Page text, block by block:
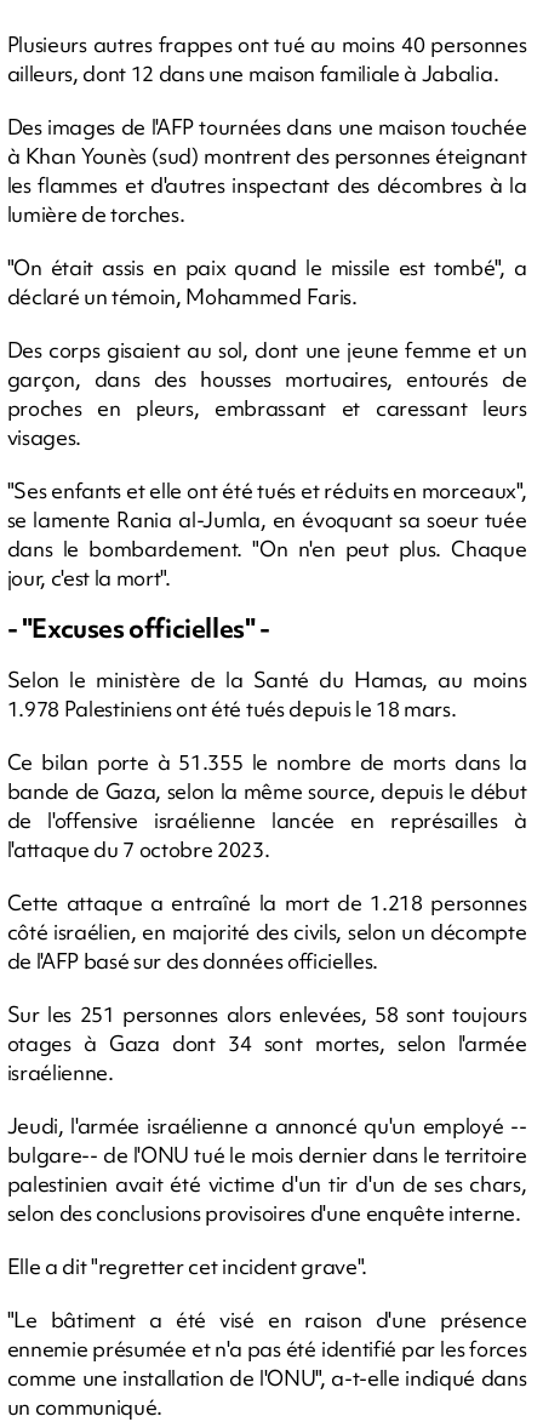
Plusieurs autres frappes ont tué au moins 40 personnes
ailleurs, dont 12 dans une maison familiale à Jabalia.
Des images de l'AFP tournées dans une maison touchée
à Khan Younès (sud) montrent des personnes éteignant
les flammes et d'autres inspectant des décombres à la
lumière de torches.
"On était assis en paix quand le missile est tombé", a
déclaré un témoin, Mohammed Faris.
Des corps gisaient au sol, dont une jeune femme et un
garçon, dans des housses mortuaires, entourés de
proches en pleurs, embrassant et caressant leurs
visages.
"Ses enfants et elle ont été tués et réduits en morceaux",
se lamente Rania al-Jumla, en évoquant sa soeur tuée
dans le bombardement. "On n'en peut plus. Chaque
jour, c'est la mort".
- "Excuses officielles" -
Selon le ministère de la Santé du Hamas, au moins
1.978 Palestiniens ont été tués depuis le 18 mars.
Ce bilan porte à 51.355 le nombre de morts dans la
bande de Gaza, selon la même source, depuis le début
de l'offensive israélienne lancée en représailles à
l'attaque du 7 octobre 2023.
Cette attaque a entraîné la mort de 1.218 personnes
côté israélien, en majorité des civils, selon un décompte
de l'AFP basé sur des données officielles.
Sur les 251 personnes alors enlevées, 58 sont toujours
otages à Gaza dont 34 sont mortes, selon l'armée
israélienne.
Jeudi, l'armée israélienne a annoncé qu'un employé --
bulgare-- de l'ONU tué le mois dernier dans le territoire
palestinien avait été victime d'un tir d'un de ses chars,
selon des conclusions provisoires d'une enquête interne.
Elle a dit "regretter cet incident grave".
"Le bâtiment a été visé en raison d'une présence
ennemie présumée et n'a pas été identifié par les forces
comme une installation de l'ONU", a-t-elle indiqué dans
un communiqué.